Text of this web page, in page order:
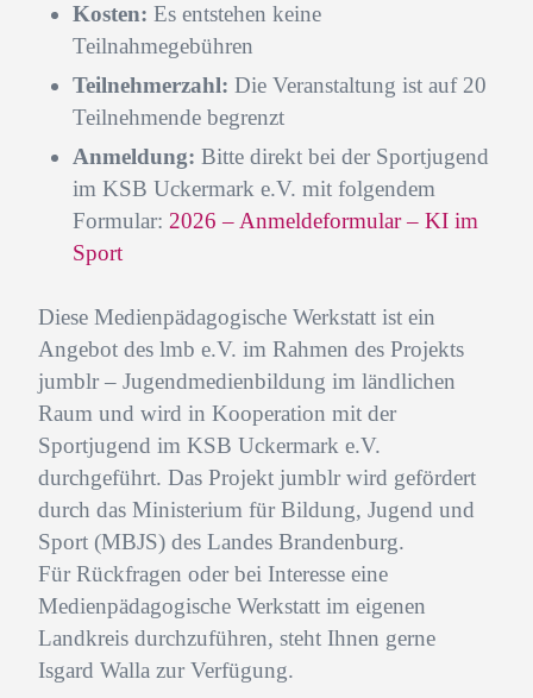
Kosten: Es entstehen keine
Teilnahmegebühren
Teilnehmerzahl: Die Veranstaltung ist auf 20
Teilnehmende begrenzt
Anmeldung: Bitte direkt bei der Sportjugend
im KSB Uckermark e.V. mit folgendem
Formular: 2026 – Anmeldeformular – KI im
Sport
Diese Medienpädagogische Werkstatt ist ein
Angebot des lmb e.V. im Rahmen des Projekts
jumblr – Jugendmedienbildung im ländlichen
Raum und wird in Kooperation mit der
Sportjugend im KSB Uckermark e.V.
durchgeführt. Das Projekt jumblr wird gefördert
durch das Ministerium für Bildung, Jugend und
Sport (MBJS) des Landes Brandenburg.
Für Rückfragen oder bei Interesse eine
Medienpädagogische Werkstatt im eigenen
Landkreis durchzuführen, steht Ihnen gerne
Isgard Walla zur Verfügung.